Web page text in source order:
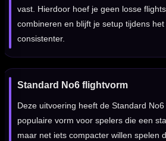
vast. Hierdoor hoef je geen losse
combineren en blijft je setup tijdens
consistenter.
Standard No6 flightvorm
Deze uitvoering heeft de Standard
populaire vorm voor spelers die een
maar net iets compacter willen spelen